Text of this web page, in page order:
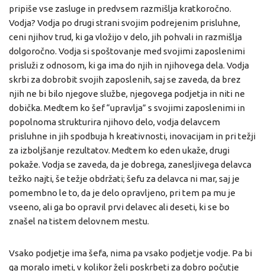
pripiše vse zasluge in predvsem razmišlja kratkoročno.
Vodja? Vodja po drugi strani svojim podrejenim prisluhne,
ceni njihov trud, ki ga vložijo v delo, jih pohvali in razmišlja
dolgoročno. Vodja si spoštovanje med svojimi zaposlenimi
prisluži z odnosom, ki ga ima do njih in njihovega dela. Vodja
skrbi za dobrobit svojih zaposlenih, saj se zaveda, da brez
njih ne bi bilo njegove službe, njegovega podjetja in niti ne
dobička. Medtem ko šef “upravlja” s svojimi zaposlenimi in
popolnoma strukturira njihovo delo, vodja delavcem
prisluhne in jih spodbuja h kreativnosti, inovacijam in pri težji
za izboljšanje rezultatov. Medtem ko eden ukaže, drugi
pokaže. Vodja se zaveda, da je dobrega, zanesljivega delavca
težko najti, še težje obdržati; šefu za delavca ni mar, saj je
pomembno le to, da je delo opravljeno, pri tem pa mu je
vseeno, ali ga bo opravil prvi delavec ali deseti, ki se bo
znašel na tistem delovnem mestu.
Vsako podjetje ima šefa, nima pa vsako podjetje vodje. Pa bi
ga moralo imeti, v kolikor želi poskrbeti za dobro počutje